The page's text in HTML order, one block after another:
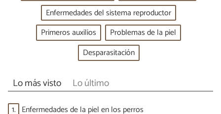
Enfermedades del sistema reproductor
Primeros auxilios
Problemas de la piel
Desparasitación
Lo más visto Lo último
1. Enfermedades de la piel en los perros